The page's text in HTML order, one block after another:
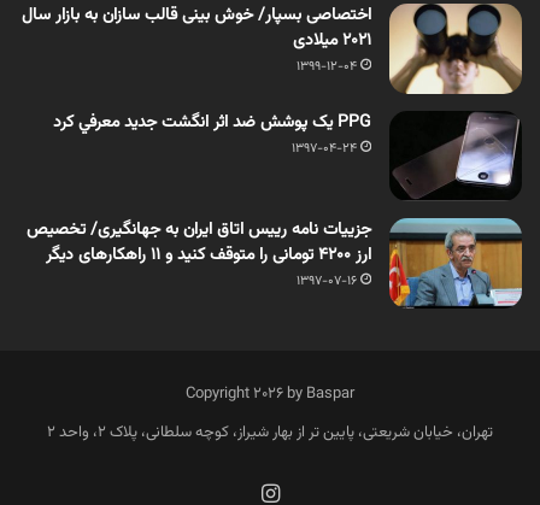
اختصاصی بسپار/ خوش بینی قالب سازان به بازار سال
2021 میلادی
1399-12-04
PPG یک پوشش ضد اثر انگشت جديد معرفي كرد
1397-04-24
جزییات نامه رییس اتاق ایران به جهانگیری/ تخصیص
ارز 4200 تومانی را متوقف کنید و 11 راهکارهای دیگر
1397-07-16
Copyright 2026 by Baspar
تهران، خیابان شریعتی، پایین تر از بهار شیراز، کوچه سلطانی، پلاک 2، واحد 2